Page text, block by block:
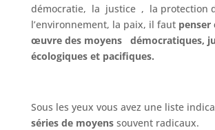
démocratie, la justice , la protection
l’environnement, la paix, il faut
œuvre des moyens démocratiques,
écologiques et pacifiques.
Sous les yeux vous avez une liste
séries de moyenssouvent radicaux.